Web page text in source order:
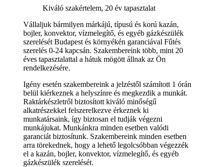
Kiváló szakértelem, 20 év tapasztalat
Vállaljuk bármilyen márkájú, típusú és korú kazán,
bojler, konvektor, vízmelegítő, és egyéb gázkészülék
szerelését Budapest és környékén garanciával Fűtés
szerelés 0-24 kapcsán. Szakembereink több, mint 20
éves tapasztalattal a hátuk mögött állnak az Ön
rendelkezésére.
Igény esetén szakembereink a jelzéstől számított 1 órán
belül kiérkeznek a helyszínre és megkezdik a munkát.
Raktárkészletről biztosított kiváló minőségű
alkatrészekkel felszerelkezve érkeznek ki
munkatársaink, így biztosan el tudják végezni
munkájukat. Munkánkra minden esetben valódi
garanciát biztosítunk. Szakembereink minden esetben
arra törekednek, hogy a lehető legolcsóbban végezzék
el a kazán, bojler, konvektor, vízmelegítő, és egyéb
gázkészülék szerelését.